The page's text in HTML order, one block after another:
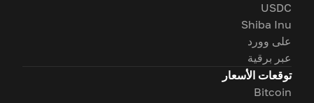
USDC
Shiba Inu
على وورد
عبر برقية
توقعات الأسعار
Bitcoin